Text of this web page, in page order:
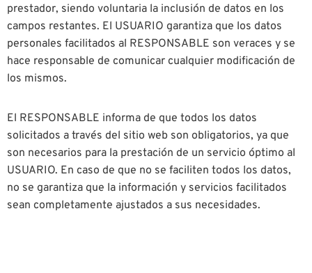
prestador, siendo voluntaria la inclusión de datos en los
campos restantes. El USUARIO garantiza que los datos
personales facilitados al RESPONSABLE son veraces y se
hace responsable de comunicar cualquier modificación de
los mismos.
El RESPONSABLE informa de que todos los datos
solicitados a través del sitio web son obligatorios, ya que
son necesarios para la prestación de un servicio óptimo al
USUARIO. En caso de que no se faciliten todos los datos,
no se garantiza que la información y servicios facilitados
sean completamente ajustados a sus necesidades.